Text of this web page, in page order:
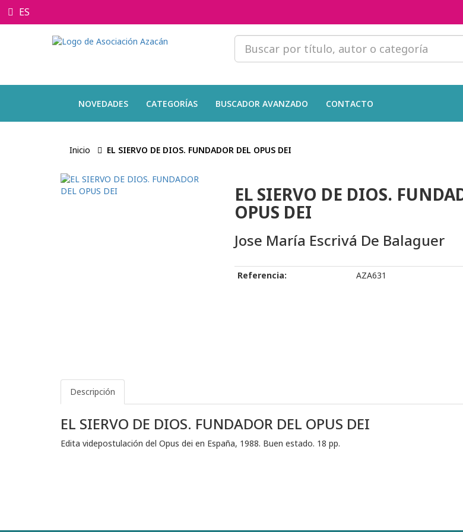
ES
NOVEDADES CATEGORÍAS BUSCADOR AVANZADO CONTACTO
Inicio EL SIERVO DE DIOS. FUNDADOR DEL OPUS DEI
EL SIERVO DE DIOS.
OPUS DEI
Jose María Escrivá De Balaguer
Referencia: AZA631
Descripción
EL SIERVO DE DIOS. FUNDADOR DEL OPUS DEI
Edita videpostulación del Opus dei en España, 1988. Buen estado. 18 pp.